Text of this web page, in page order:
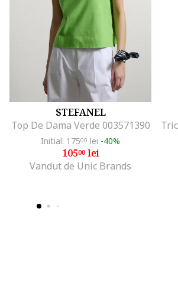
STEFANEL
Top De Dama Verde 003571390
Initial: 17500 lei -40%
10500lei
Vandut de Unic Brands